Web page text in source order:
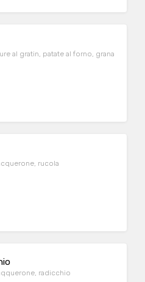
al gratin, patate al forno, grana
rucola
radicchio